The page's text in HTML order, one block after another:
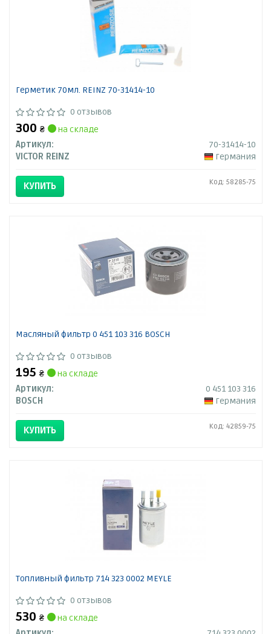
Герметик 70мл. REINZ 70-31414-10
0 отзывов
300 ₴
на складе
Артикул:
70-31414-10
VICTOR REINZ
Германия
КУПИТЬ Код: 58285-75
Масляный фильтр 0 451 103 316 BOSCH
0 отзывов
195 ₴
на складе
Артикул:
0 451 103 316
BOSCH
Германия
КУПИТЬ Код: 42859-75
Топливный фильтр 714 323 0002 MEYLE
0 отзывов
530 ₴
на складе